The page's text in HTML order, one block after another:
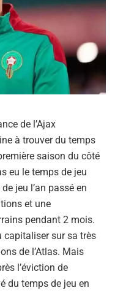
de l’Ajax
à trouver du temps
saison du côté
eu le temps de jeu
jeu l’an passé en
et une
pendant 2 mois.
capitaliser sur sa très
de l’Atlas. Mais
l’éviction de
du temps de jeu en